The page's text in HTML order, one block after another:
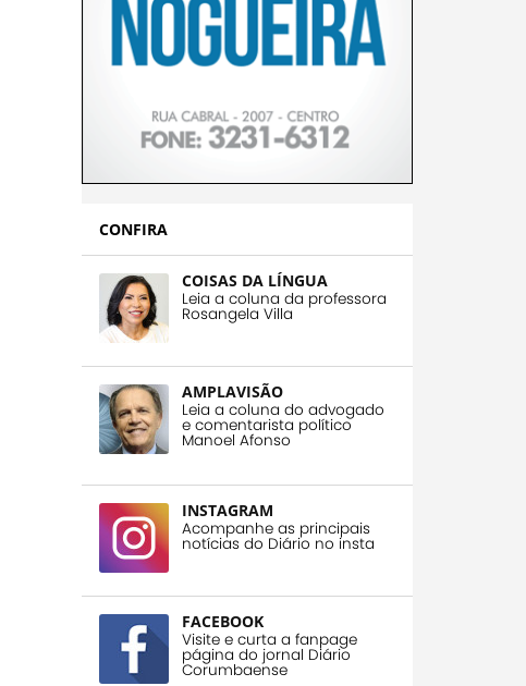
CONFIRA
COISAS DA LÍNGUA
Leia a coluna da professora
Rosangela Villa
AMPLAVISÃO
Leia a coluna do advogado
e comentarista político
Manoel Afonso
INSTAGRAM
Acompanhe as principais
notícias do Diário no insta
FACEBOOK
Visite e curta a fanpage
página do jornal Diário
Corumbaense